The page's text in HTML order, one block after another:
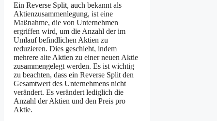
Ein Reverse Split, auch bekannt als
Aktienzusammenlegung, ist eine
Maßnahme, die von Unternehmen
ergriffen wird, um die Anzahl der im
Umlauf befindlichen Aktien zu
reduzieren. Dies geschieht, indem
mehrere alte Aktien zu einer neuen Aktie
zusammengelegt werden. Es ist wichtig
zu beachten, dass ein Reverse Split den
Gesamtwert des Unternehmens nicht
verändert. Es verändert lediglich die
Anzahl der Aktien und den Preis pro
Aktie.